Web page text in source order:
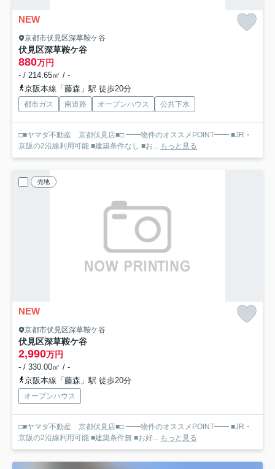
NEW
京都市伏見区深草鞍ケ谷
伏見区深草鞍ケ谷
880万円
- / 214.65㎡ / -
京阪本線「藤森」駅 徒歩20分
都市ガス 南道路 オープンハウス 公共下水
□■ヤマダ不動産 京都伏見店■□ ━━物件のオススメPOINT━━ ■JR・
京阪の2沿線利用可能 ■建築条件なし ■お... もっと見る
売地
NEW
京都市伏見区深草鞍ケ谷
伏見区深草鞍ケ谷
2,990万円
- / 330.00㎡ / -
京阪本線「藤森」駅 徒歩20分
オープンハウス
□■ヤマダ不動産 京都伏見店■□ ━━物件のオススメPOINT━━ ■JR・
京阪の2沿線利用可能 ■建築条件無 ■お好... もっと見る